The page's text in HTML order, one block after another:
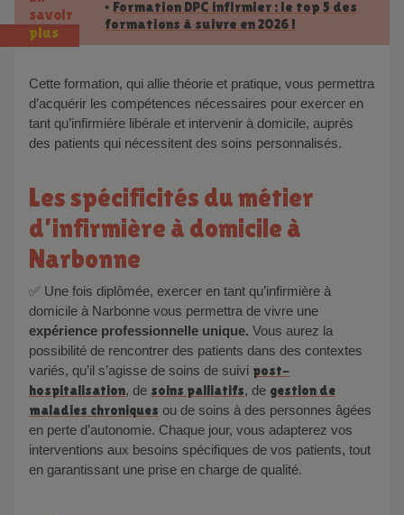
savoir
plus
• Formation DPC infirmier : le top 5 des
formations à suivre en 2026 !
Cette formation, qui allie théorie et pratique, vous permettra
d’acquérir les compétences nécessaires pour exercer en
tant qu’infirmière libérale et intervenir à domicile, auprès
des patients qui nécessitent des soins personnalisés.
Les spécificités du métier
d’infirmière à domicile à
Narbonne
✅ Une fois diplômée, exercer en tant qu’infirmière à
domicile à Narbonne vous permettra de vivre une
expérience professionnelle unique. Vous aurez la
possibilité de rencontrer des patients dans des contextes
variés, qu’il s’agisse de soins de suivi post-
hospitalisation, de soins palliatifs, de gestion de
maladies chroniques ou de soins à des personnes âgées
en perte d’autonomie. Chaque jour, vous adapterez vos
interventions aux besoins spécifiques de vos patients, tout
en garantissant une prise en charge de qualité.